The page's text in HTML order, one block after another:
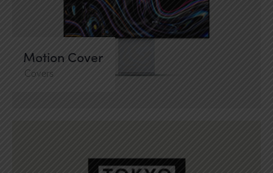
Motion Cover
Covers